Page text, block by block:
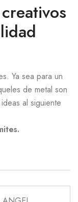
Ya sea para un
de metal son
al siguiente